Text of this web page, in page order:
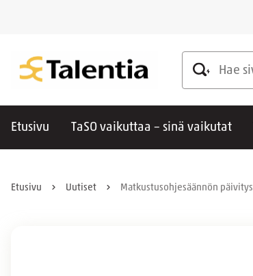
Hae sivustolta
Etusivu TaSO vaikuttaa – sinä vaikutat
Etusivu Uutiset Matkustusohjesäännön päivitys